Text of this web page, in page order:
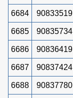
6684 90833519
6685 90835734
6686 90836419
6687 90837424
6688 90837780